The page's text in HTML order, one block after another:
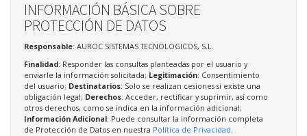
INFORMACIÓN BÁSICA SOBRE
PROTECCIÓN DE DATOS
Responsable: AUROC SISTEMAS TECNOLOGICOS, S.L.
Finalidad: Responder las consultas planteadas por el usuario y
enviarle la información solicitada; Legitimación: Consentimiento
del usuario; Destinatarios: Solo se realizan cesiones si existe una
obligación legal; Derechos: Acceder, rectificar y suprimir, así como
otros derechos, como se indica en la información adicional;
Información Adicional: Puede consultar la información completa
de Protección de Datos en nuestra Política de Privacidad.